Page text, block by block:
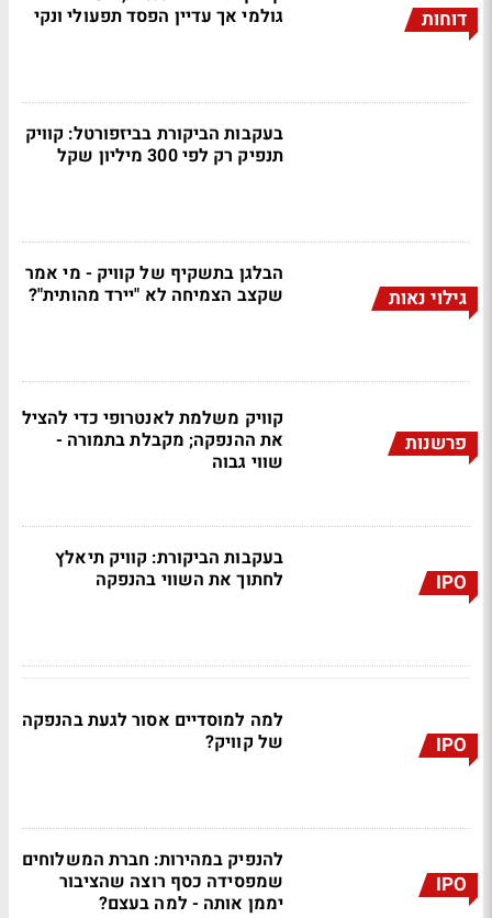
דוחות
גולמי אך עדיין הפסד תפעולי ונקי
בעקבות הביקורת בביזפורטל: קוויק
תנפיק רק לפי 300 מיליון שקל
גילוי נאות
הבלגן בתשקיף של קוויק - מי אמר
שקצב הצמיחה לא "יירד מהותית"?
פרשנות
קוויק משלמת לאנטרופי כדי להציל
את ההנפקה; מקבלת בתמורה -
שווי גבוה
IPO
בעקבות הביקורת: קוויק תיאלץ
לחתוך את השווי בהנפקה
IPO
למה למוסדיים אסור לגעת בהנפקה
של קוויק?
IPO
להנפיק במהירות: חברת המשלוחים
שמפסידה כסף רוצה שהציבור
יממן אותה - למה בעצם?